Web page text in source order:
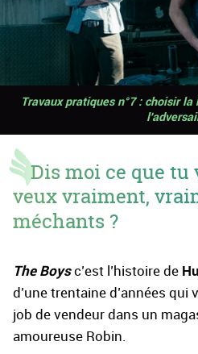
Travaux pratiques n°7 : choisir
Dis moi ce que tu
veux vraiment,
méchants ?
The Boysc’est l’histoire de
d’une trentaine d’années
job de vendeur dans un
amoureuse Robin.